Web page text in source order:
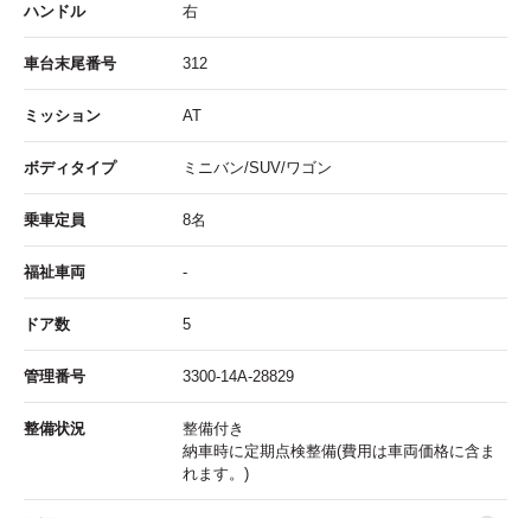
ハンドル 右
車台末尾番号 312
ミッション AT
ボディタイプ ミニバン/SUV/ワゴン
乗車定員 8名
福祉車両 -
ドア数 5
管理番号 3300-14A-28829
整備状況
整備付き
納車時に定期点検整備(費用は車両価格に含ま
れます。)